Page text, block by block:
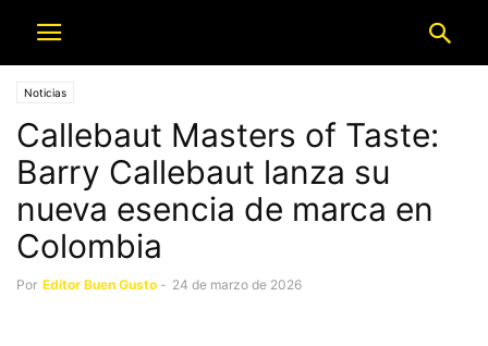
Noticias
Callebaut Masters of Taste:
Barry Callebaut lanza su
nueva esencia de marca en
Colombia
Por Editor Buen Gusto - 24 de marzo de 2026